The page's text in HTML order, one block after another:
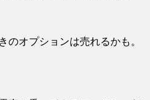
のオプションは売れるかも。